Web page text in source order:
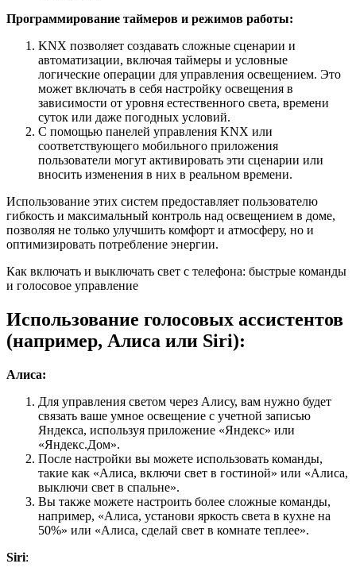
Программирование таймеров и режимов работы:
KNX позволяет создавать сложные сценарии и
автоматизации, включая таймеры и условные
логические операции для управления освещением. Это
может включать в себя настройку освещения в
зависимости от уровня естественного света, времени
суток или даже погодных условий.
С помощью панелей управления KNX или
соответствующего мобильного приложения
пользователи могут активировать эти сценарии или
вносить изменения в них в реальном времени.
Использование этих систем предоставляет пользователю
гибкость и максимальный контроль над освещением в доме,
позволяя не только улучшить комфорт и атмосферу, но и
оптимизировать потребление энергии.
Как включать и выключать свет с телефона: быстрые команды
и голосовое управление
Использование голосовых ассистентов
(например, Алиса или Siri):
Алиса:
Для управления светом через Алису, вам нужно будет
связать ваше умное освещение с учетной записью
Яндекса, используя приложение «Яндекс» или
«Яндекс.Дом».
После настройки вы можете использовать команды,
такие как «Алиса, включи свет в гостиной» или «Алиса,
выключи свет в спальне».
Вы также можете настроить более сложные команды,
например, «Алиса, установи яркость света в кухне на
50%» или «Алиса, сделай свет в комнате теплее».
Siri: